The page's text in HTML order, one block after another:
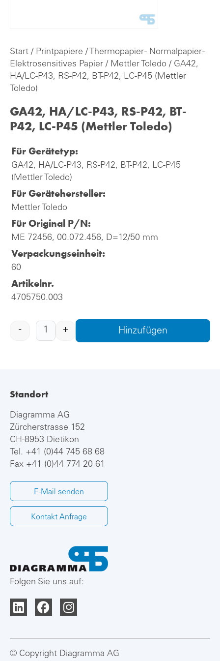
Start / Printpapiere / Thermopapier - Normalpapier -
Elektrosensitives Papier / Mettler Toledo / GA42,
HA/LC-P43, RS-P42, BT-P42, LC-P45 (Mettler
Toledo)
GA42, HA/LC-P43, RS-P42, BT-
P42, LC-P45 (Mettler Toledo)
Für Gerätetyp:
GA42, HA/LC-P43, RS-P42, BT-P42, LC-P45
(Mettler Toledo)
Für Gerätehersteller:
Mettler Toledo
Für Original P/N:
ME 72456, 00.072.456, D=12/50 mm
Verpackungseinheit:
60
Artikelnr.
4705750.003
- + Hinzufügen
Standort
Diagramma AG
Zürcherstrasse 152
CH-8953 Dietikon
Tel. +41 (0)44 745 68 68
Fax +41 (0)44 774 20 61
E-Mail senden
Kontakt Anfrage
Folgen Sie uns auf:
© Copyright Diagramma AG